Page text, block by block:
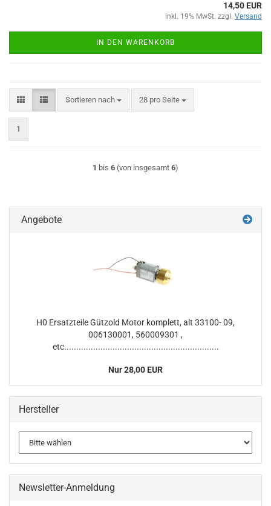
14,50 EUR
inkl. 19% MwSt. zzgl. Versand
IN DEN WARENKORB
Sortieren nach
Sortieren nach 28 pro Seite
pro Seite
1
1 bis 6 (von insgesamt 6)
Angebote
H0 Ersatzteile Gützold Motor komplett, alt 33100- 09,
006130001, 560009301 ,
etc................................................................
Nur 28,00 EUR
Hersteller
Newsletter-Anmeldung